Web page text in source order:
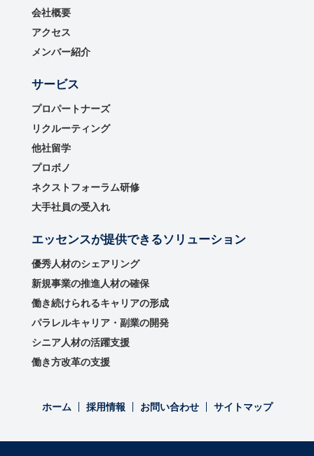
会社概要
アクセス
メンバー紹介
サービス
プロパートナーズ
リクルーティング
他社留学
プロボノ
ネクストフォーラム研修
大手社員の受入れ
エッセンスが提供できるソリューション
優秀⼈材のシェアリング
新規事業の推進⼈材の確保
働き続けられるキャリアの形成
パラレルキャリア・副業の開発
シニア人材の活躍支援
働き方改革の支援
ホーム 採用情報 お問い合わせ サイトマップ